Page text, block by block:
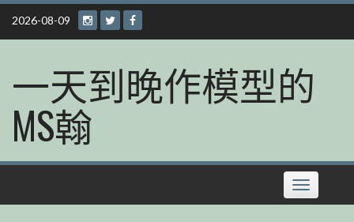
Skip
content
2026-08-09
一天到晚作模型的
MS翰
Toggle
navigation